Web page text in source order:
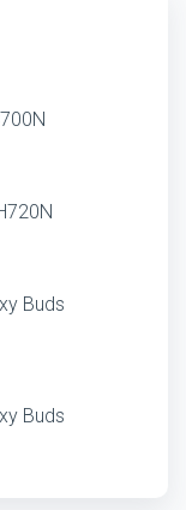
Buds
Buds